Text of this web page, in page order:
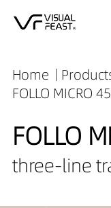
Home
FOLLO MICRO
FOLLO
three-line